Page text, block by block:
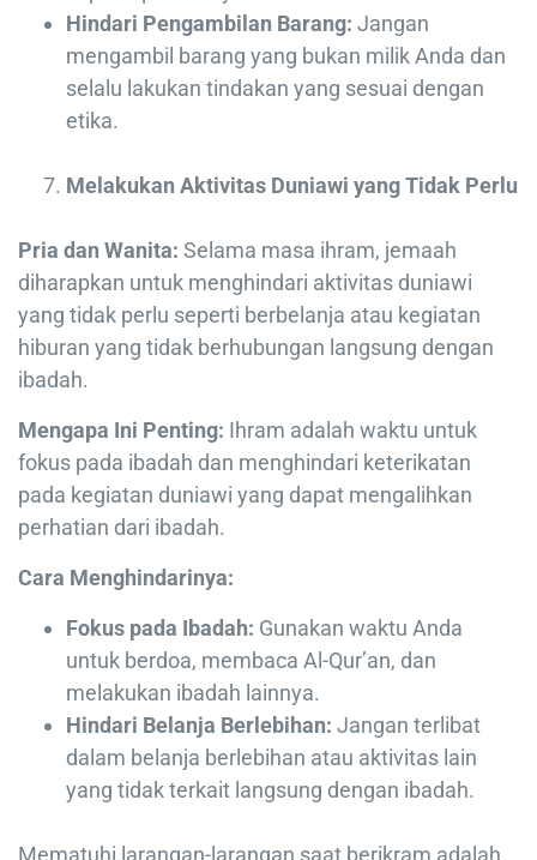
Hindari Pengambilan Barang: Jangan
mengambil barang yang bukan milik Anda dan
selalu lakukan tindakan yang sesuai dengan
etika.
Melakukan Aktivitas Duniawi yang Tidak Perlu
Pria dan Wanita: Selama masa ihram, jemaah
diharapkan untuk menghindari aktivitas duniawi
yang tidak perlu seperti berbelanja atau kegiatan
hiburan yang tidak berhubungan langsung dengan
ibadah.
Mengapa Ini Penting: Ihram adalah waktu untuk
fokus pada ibadah dan menghindari keterikatan
pada kegiatan duniawi yang dapat mengalihkan
perhatian dari ibadah.
Cara Menghindarinya:
Fokus pada Ibadah: Gunakan waktu Anda
untuk berdoa, membaca Al-Qur’an, dan
melakukan ibadah lainnya.
Hindari Belanja Berlebihan: Jangan terlibat
dalam belanja berlebihan atau aktivitas lain
yang tidak terkait langsung dengan ibadah.